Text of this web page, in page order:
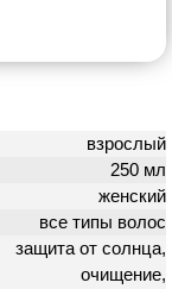
взрослый
250 мл
женский
все типы волос
защита от солнца,
очищение,